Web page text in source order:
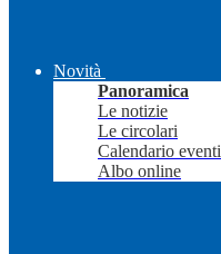
Novità
Panoramica
Le notizie
Le circolari
Calendario eventi
Albo online